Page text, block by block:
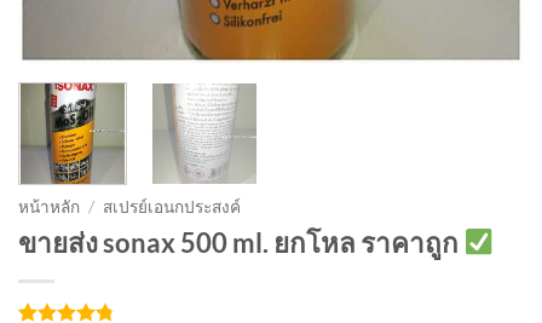
หน้าหลัก / สเปรย์เอนกประสงค์
ขายส่ง sonax 500 ml. ยกโหล ราคาถูก